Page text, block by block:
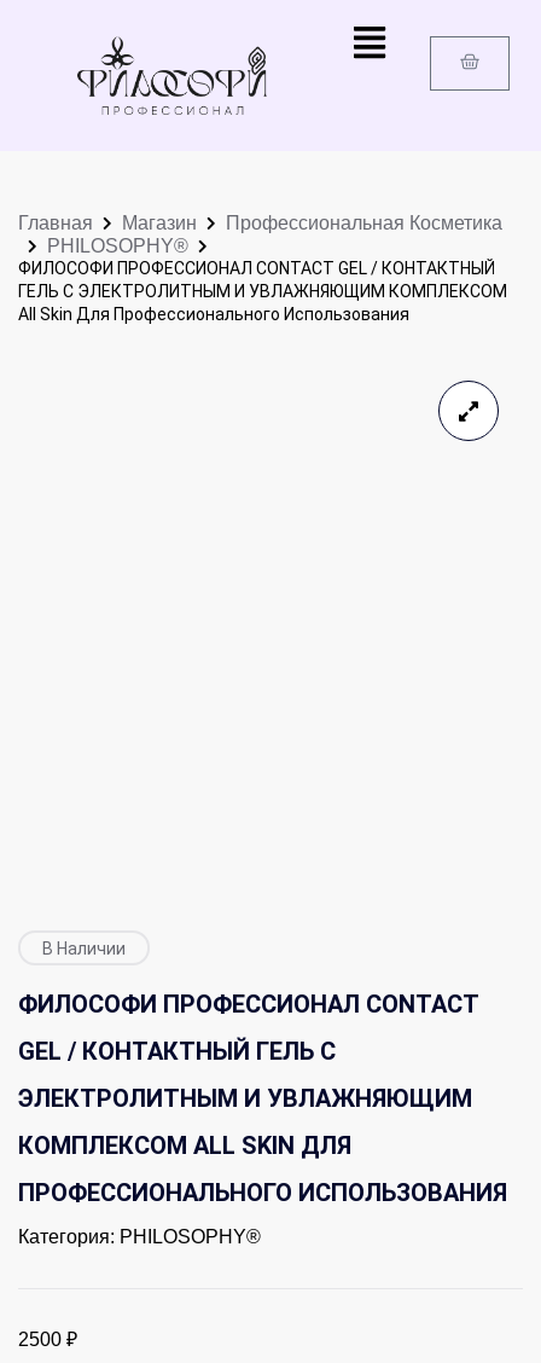
Главная Магазин
Профессиональная Косметика
PHILOSOPHY®
ФИЛОСОФИ ПРОФЕССИОНАЛ CONTACT GEL / КОНТАКТНЫЙ
ГЕЛЬ С ЭЛЕКТРОЛИТНЫМ И УВЛАЖНЯЮЩИМ КОМПЛЕКСОМ
All Skin Для Профессионального Использования
В Наличии
ФИЛОСОФИ ПРОФЕССИОНАЛ CONTACT
GEL / КОНТАКТНЫЙ ГЕЛЬ С
ЭЛЕКТРОЛИТНЫМ И УВЛАЖНЯЮЩИМ
КОМПЛЕКСОМ ALL SKIN ДЛЯ
ПРОФЕССИОНАЛЬНОГО ИСПОЛЬЗОВАНИЯ
Категория: PHILOSOPHY®
2500 ₽